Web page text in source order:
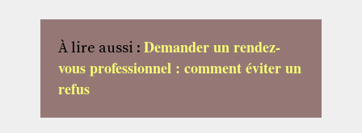
À lire aussi : Demander un rendez-
vous professionnel : comment éviter un
refus